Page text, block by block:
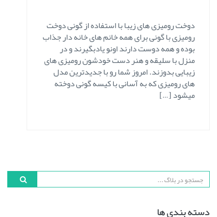
دوخت رومیزی های زیبا با استفاده از گونی دوخت
رومیزی با گونی برای همه خانم های خانه دار جذاب
بوده و همه دوست دارند اونو یادبگیرند و در
منزل با سلیقه و هنر دست خودشون رومیزی های
زیبایی بدوزند. امروز شما رو با جدیدترین مدل
های رومیزی که به آسانی با کیسه گونی دوخته
میشود […]
دسته بندی ها